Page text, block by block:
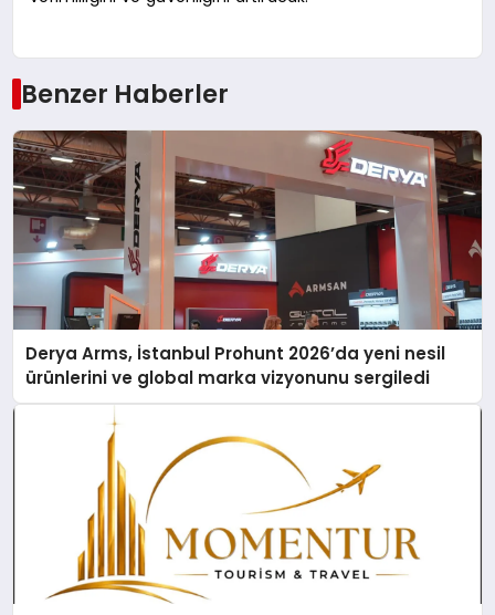
Benzer Haberler
Derya Arms, İstanbul Prohunt 2026’da yeni nesil
ürünlerini ve global marka vizyonunu sergiledi